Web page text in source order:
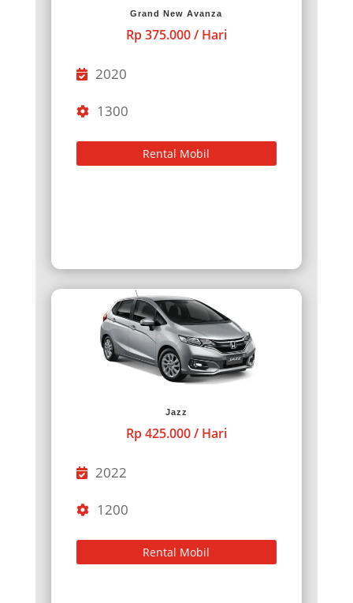
Grand New Avanza
Rp 375.000 / Hari
2020
1300
Rental Mobil
Jazz
Rp 425.000 / Hari
2022
1200
Rental Mobil